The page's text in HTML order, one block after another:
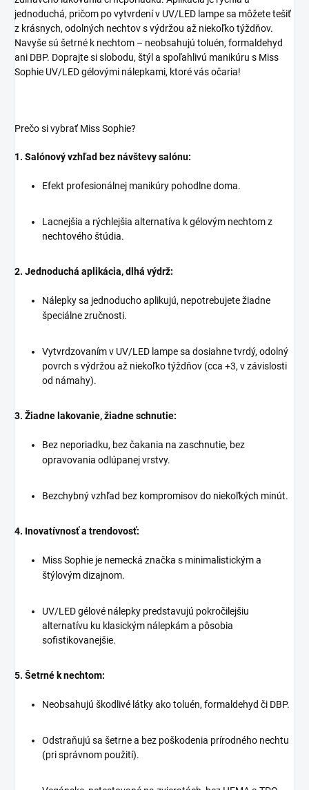
jednoduchá, pričom po vytvrdení v UV/LED lampe sa môžete tešiť
z krásnych, odolných nechtov s výdržou až niekoľko týždňov.
Navyše sú šetrné k nechtom – neobsahujú toluén, formaldehyd
ani DBP. Doprajte si slobodu, štýl a spoľahlivú manikúru s Miss
Sophie UV/LED gélovými nálepkami, ktoré vás očaria!
Prečo si vybrať Miss Sophie?
1. Salónový vzhľad bez návštevy salónu:
Efekt profesionálnej manikúry pohodlne doma.
Lacnejšia a rýchlejšia alternatíva k gélovým nechtom z
nechtového štúdia.
2. Jednoduchá aplikácia, dlhá výdrž:
Nálepky sa jednoducho aplikujú, nepotrebujete žiadne
špeciálne zručnosti.
Vytvrdzovaním v UV/LED lampe sa dosiahne tvrdý, odolný
povrch s výdržou až niekoľko týždňov (cca +3, v závislosti
od námahy).
3. Žiadne lakovanie, žiadne schnutie:
Bez neporiadku, bez čakania na zaschnutie, bez
opravovania odlúpanej vrstvy.
Bezchybný vzhľad bez kompromisov do niekoľkých minút.
4. Inovatívnosť a trendovosť:
Miss Sophie je nemecká značka s minimalistickým a
štýlovým dizajnom.
UV/LED gélové nálepky predstavujú pokročilejšiu
alternatívu ku klasickým nálepkám a pôsobia
sofistikovanejšie.
5. Šetrné k nechtom:
Neobsahujú škodlivé látky ako toluén, formaldehyd či DBP.
Odstraňujú sa šetrne a bez poškodenia prírodného nechtu
(pri správnom použití).